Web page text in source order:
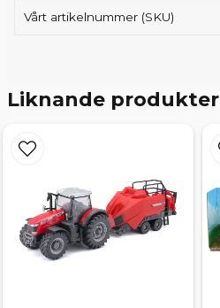
Vårt artikelnummer (SKU)
Liknande produkter